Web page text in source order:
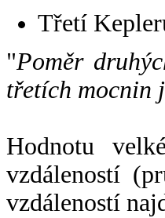
Třetí
"Poměr
třetích mocnin
Hodnotu
vzdáleností
vzdáleností